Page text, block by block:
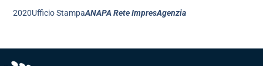
2020Ufficio StampaANAPA Rete ImpresAgenzia